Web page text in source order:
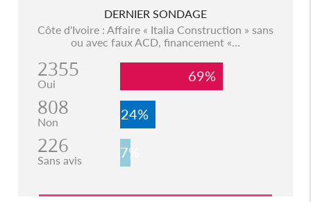
DERNIER SONDAGE
Côte d'Ivoire : Affaire « Italia Construction » sans
ou avec faux ACD, financement «...
2355
Oui 69%
808
Non 24%
226
Sans avis 7%